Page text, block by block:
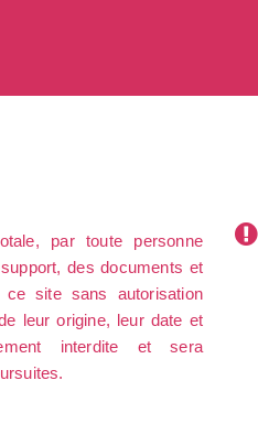
par toute personne
des documents et
site sans autorisation
leur origine, leur date et
interdite et sera